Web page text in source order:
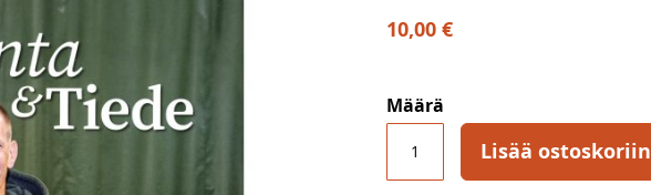
10,00 €
Määrä
Lisää ostoskoriin